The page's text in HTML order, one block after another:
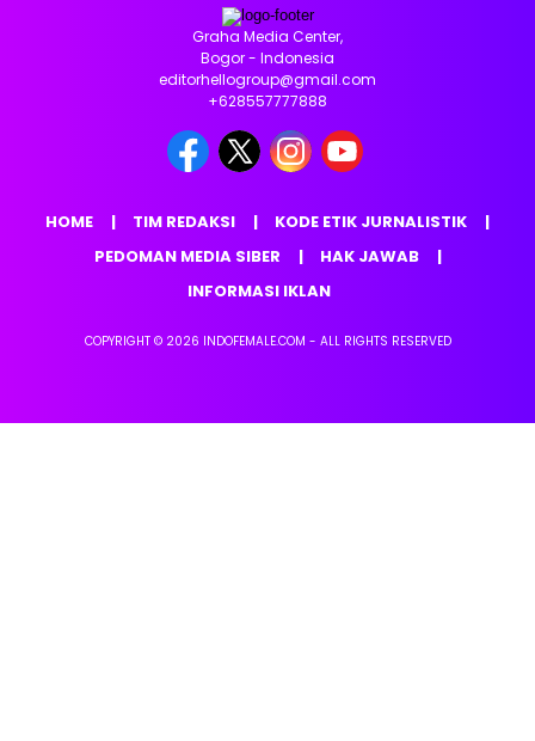
Graha Media Center,
Bogor - Indonesia
editorhellogroup@gmail.com
+628557777888
HOME TIM REDAKSI
KODE ETIK JURNALISTIK
PEDOMAN MEDIA SIBER
HAK JAWAB
INFORMASI IKLAN
COPYRIGHT © 2026 INDOFEMALE.COM - ALL RIGHTS RESERVED